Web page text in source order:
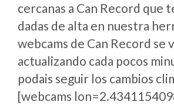
cercanas a Can Record que
dadas de alta en nuestra
webcams de Can Record se
actualizando cada pocos
podais seguir los cambios
[webcams